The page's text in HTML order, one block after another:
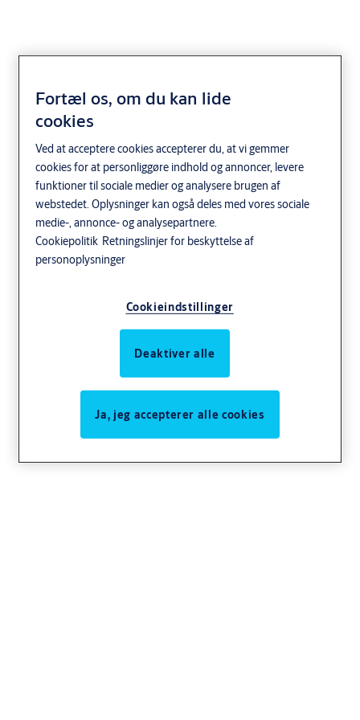
Isoleret
Isolerede foldeporte til industrielle behov
Vil du spare mere energi og plads i dit anlæg? Vores isolerede
foldeporte er et perfekt valg. Minimal vedligeholdelse, høj
synlighed, lav kollisionsrisiko, optimeret pladsudnyttelse. Og der er
så meget mere! Indgangene kan installeres enten foran eller bag på
barrierefrit, åbent rum. Takket være det innovative design holder
de foldbare porte temperaturudvekslingen på et minimum.
Fortæl os, om du kan lide
cookies
Ved at acceptere cookies accepterer du, at vi gemmer
cookies for at personliggøre indhold og annoncer, levere
funktioner til sociale medier og analysere brugen af
webstedet. Oplysninger kan også deles med vores sociale
medie-, annonce- og analysepartnere.
Cookiepolitik Retningslinjer for beskyttelse af
personoplysninger
Cookieindstillinger
Deaktiver alle
Ja, jeg accepterer alle cookies